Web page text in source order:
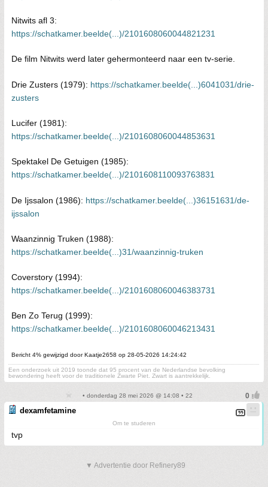
Nitwits afl 3:
https://schatkamer.beelde(...)/2101608060044821231
De film Nitwits werd later gehermonteerd naar een tv-serie.
Drie Zusters (1979): https://schatkamer.beelde(...)6041031/drie-
zusters
Lucifer (1981):
https://schatkamer.beelde(...)/2101608060044853631
Spektakel De Getuigen (1985):
https://schatkamer.beelde(...)/2101608110093763831
De Ijssalon (1986): https://schatkamer.beelde(...)36151631/de-
ijssalon
Waanzinnig Truken (1988):
https://schatkamer.beelde(...)31/waanzinnig-truken
Coverstory (1994):
https://schatkamer.beelde(...)/2101608060046383731
Ben Zo Terug (1999):
https://schatkamer.beelde(...)/2101608060046213431
Bericht 4% gewijzigd door Kaatje2658 op 28-05-2026 14:24:42
Een onderzoek uit 2019 toonde dat 95 procent van de Nederlandse bevolking
bewondering heeft voor de traditionele Zwarte Piet. Zwart is aantrekkelijk.
• donderdag 28 mei 2026 @ 14:08 • 22
dexamfetamine
Om te studeren
tvp
▼ Advertentie door Refinery89